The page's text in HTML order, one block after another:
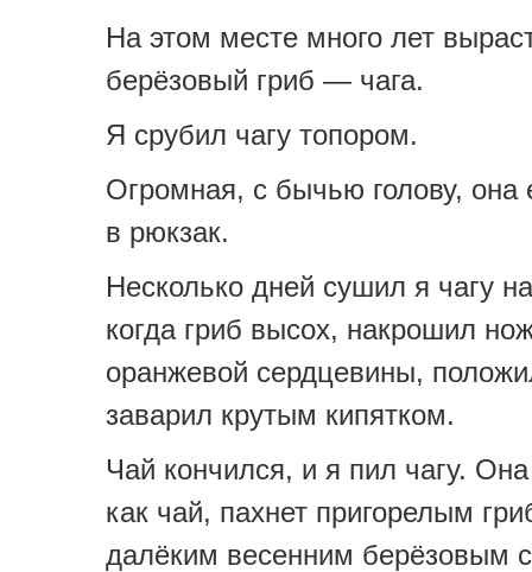
На этом месте много лет
берёзовый гриб — чага.
Я срубил чагу топором.
Огромная, с бычью голову, она
в рюкзак.
Несколько дней сушил я чагу
когда гриб высох, накрошил
оранжевой сердцевины,
заварил крутым кипятком.
Чай кончился, и я пил чагу. Она
как чай, пахнет пригорелым
далёким весенним берёзовым